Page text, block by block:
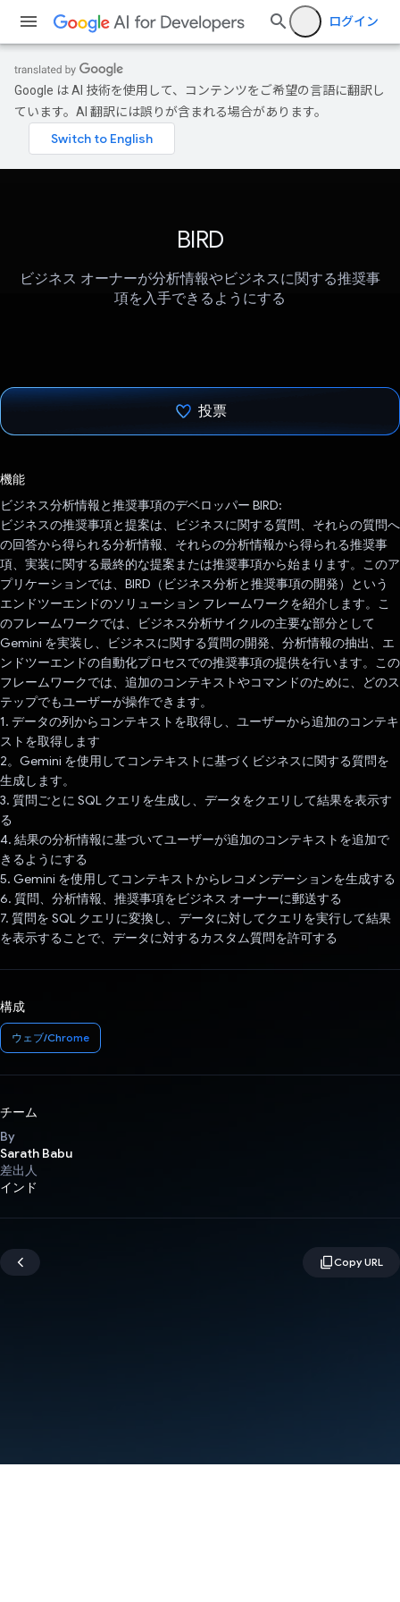
ログイン
Google は AI 技術を使用して、コンテンツをご希望の言語に翻訳し
ています。AI 翻訳には誤りが含まれる場合があります。
BIRD
ビジネス オーナーが分析情報やビジネスに関する推奨事
項を入手できるようにする
投票
機能
ビジネス分析情報と推奨事項のデベロッパー BIRD:
ビジネスの推奨事項と提案は、ビジネスに関する質問、それらの質問へ
の回答から得られる分析情報、それらの分析情報から得られる推奨事
項、実装に関する最終的な提案または推奨事項から始まります。このア
プリケーションでは、BIRD（ビジネス分析と推奨事項の開発）という
エンドツーエンドのソリューション フレームワークを紹介します。こ
のフレームワークでは、ビジネス分析サイクルの主要な部分として
Gemini を実装し、ビジネスに関する質問の開発、分析情報の抽出、エ
ンドツーエンドの自動化プロセスでの推奨事項の提供を行います。この
フレームワークでは、追加のコンテキストやコマンドのために、どのス
テップでもユーザーが操作できます。
1. データの列からコンテキストを取得し、ユーザーから追加のコンテキ
ストを取得します
2。Gemini を使用してコンテキストに基づくビジネスに関する質問を
生成します。
3. 質問ごとに SQL クエリを生成し、データをクエリして結果を表示す
る
4. 結果の分析情報に基づいてユーザーが追加のコンテキストを追加で
きるようにする
5. Gemini を使用してコンテキストからレコメンデーションを生成する
6. 質問、分析情報、推奨事項をビジネス オーナーに郵送する
7. 質問を SQL クエリに変換し、データに対してクエリを実行して結果
を表示することで、データに対するカスタム質問を許可する
構成
ウェブ/Chrome
チーム
By
Sarath Babu
差出人
インド